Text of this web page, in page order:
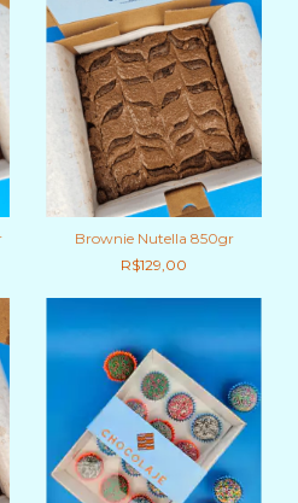
Brownie Nutella 850gr
R$129,00